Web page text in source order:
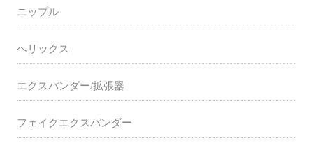
ニップル
ヘリックス
エクスパンダー/拡張器
フェイクエクスパンダー